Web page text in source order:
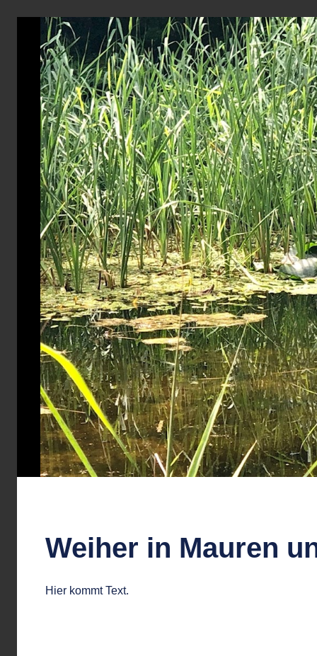
Weiher in Mauren
Hier kommt Text.